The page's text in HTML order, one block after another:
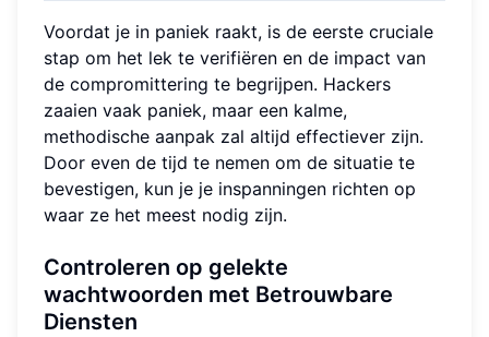
Voordat je in paniek raakt, is de eerste cruciale
stap om het lek te verifiëren en de impact van
de compromittering te begrijpen. Hackers
zaaien vaak paniek, maar een kalme,
methodische aanpak zal altijd effectiever zijn.
Door even de tijd te nemen om de situatie te
bevestigen, kun je je inspanningen richten op
waar ze het meest nodig zijn.
Controleren op gelekte
wachtwoorden met Betrouwbare
Diensten